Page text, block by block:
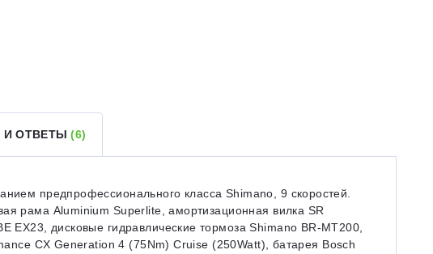
И ОТВЕТЫ(6)
предпрофессионального класса Shimano, 9 скоростей.
рама Aluminium Superlite, амортизационная вилка SR
EX23, дисковые гидравлические тормоза Shimano BR-MT200,
CX Generation 4 (75Nm) Cruise (250Watt), батарея Bosch